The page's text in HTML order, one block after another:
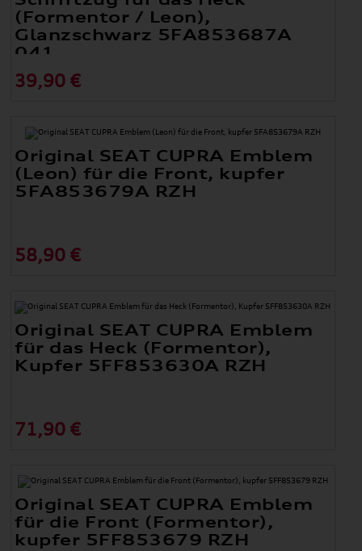
(Formentor / Leon),
Glanzschwarz 5FA853687A
041
39,90 €
Original SEAT CUPRA Emblem
(Leon) für die Front, kupfer
5FA853679A RZH
58,90 €
Original SEAT CUPRA Emblem
für das Heck (Formentor),
Kupfer 5FF853630A RZH
71,90 €
Original SEAT CUPRA Emblem
für die Front (Formentor),
kupfer 5FF853679 RZH